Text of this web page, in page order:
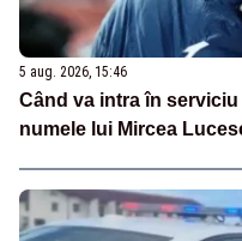
5 aug. 2026, 15:46
Când va intra în
numele lui Mircea